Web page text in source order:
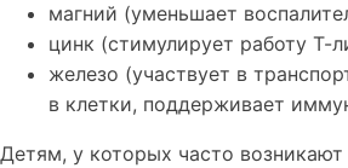
магний (уменьшает
цинк (стимулирует работу Т-
железо (участвует в
в клетки, поддерживает
Детям, у которых часто